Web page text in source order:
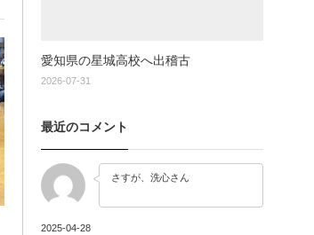
愛知県の星城高校へ出稽古
2026-07-31
最近のコメント
さすが、洗心さん
2025-04-28